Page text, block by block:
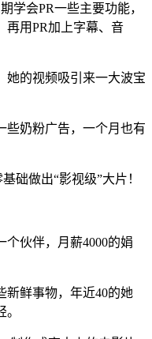
学会PR一些主要功能，
再用PR加上字幕、音
她的视频吸引来一大波宝
些奶粉广告，一个月也有
伙伴，月薪4000的娟
新鲜事物，年近40的她